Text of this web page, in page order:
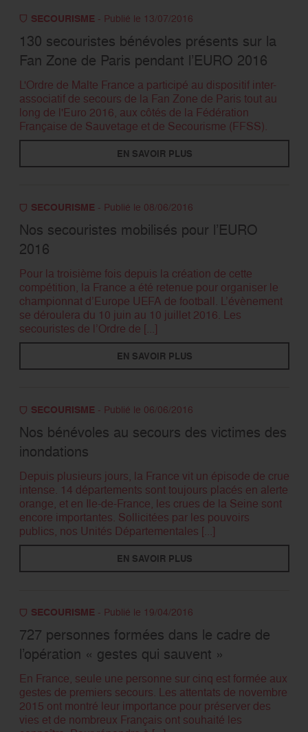
SECOURISME- Publié le 13/07/2016
130 secouristes bénévoles présents sur la
Fan Zone de Paris pendant l’EURO 2016
L'Ordre de Malte France a participé au dispositif inter-
associatif de secours de la Fan Zone de Paris tout au
long de l'Euro 2016, aux côtés de la Fédération
Française de Sauvetage et de Secourisme (FFSS).
EN SAVOIR PLUS
SECOURISME- Publié le 08/06/2016
Nos secouristes mobilisés pour l’EURO
2016
Pour la troisième fois depuis la création de cette
compétition, la France a été retenue pour organiser le
championnat d’Europe UEFA de football. L’évènement
se déroulera du 10 juin au 10 juillet 2016. Les
secouristes de l’Ordre de [...]
EN SAVOIR PLUS
SECOURISME- Publié le 06/06/2016
Nos bénévoles au secours des victimes des
inondations
Depuis plusieurs jours, la France vit un épisode de crue
intense. 14 départements sont toujours placés en alerte
orange, et en Ile-de-France, les crues de la Seine sont
encore importantes. Sollicitées par les pouvoirs
publics, nos Unités Départementales [...]
EN SAVOIR PLUS
SECOURISME- Publié le 19/04/2016
727 personnes formées dans le cadre de
l’opération « gestes qui sauvent »
En France, seule une personne sur cinq est formée aux
gestes de premiers secours. Les attentats de novembre
2015 ont montré leur importance pour préserver des
vies et de nombreux Français ont souhaité les